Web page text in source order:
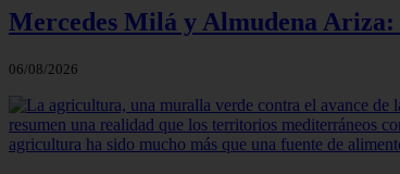
Mercedes Milá y Almudena
06/08/2026